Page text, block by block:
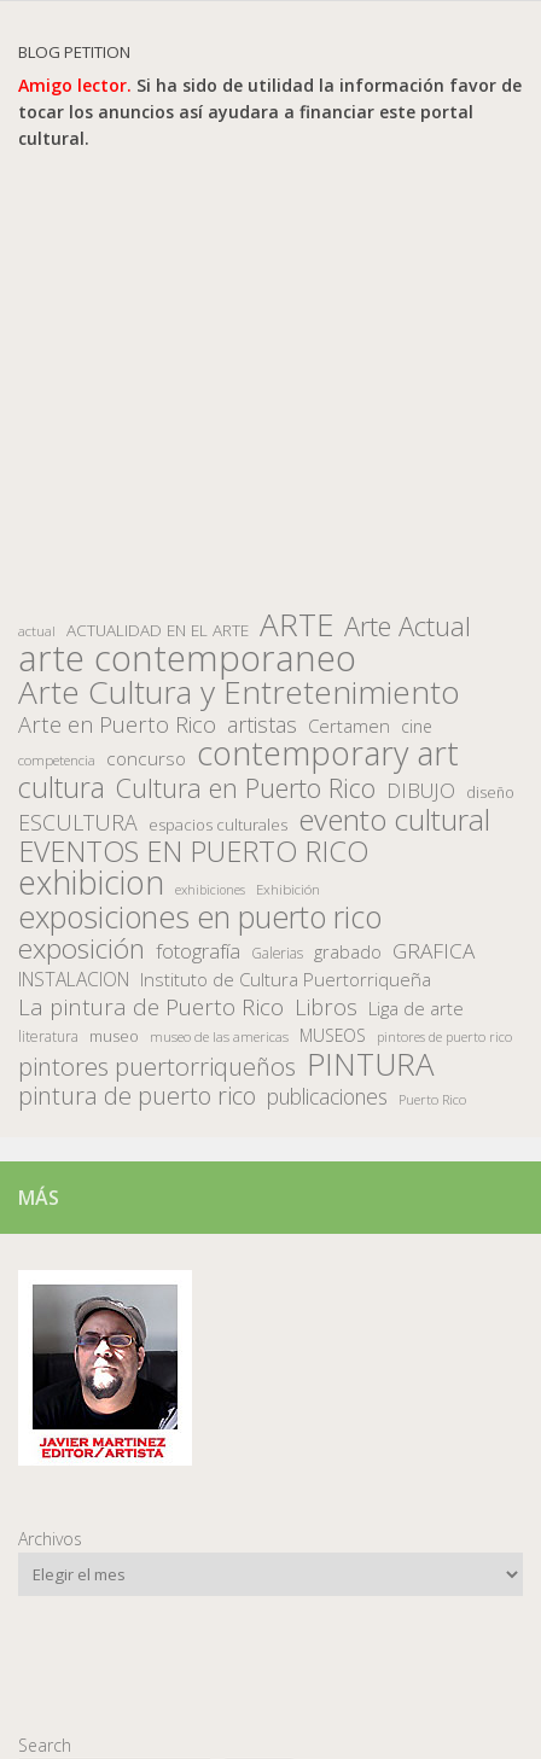
BLOG PETITION
Amigo lector. Si ha sido de utilidad la información favor de
tocar los anuncios así ayudara a financiar este portal
cultural.
actual ACTUALIDAD EN EL ARTE ARTE Arte Actual
arte contemporaneo
Arte Cultura y Entretenimiento
Arte en Puerto Rico artistas Certamen cine
competencia concurso contemporary art
cultura Cultura en Puerto Rico DIBUJO diseño
ESCULTURA espacios culturales evento cultural
EVENTOS EN PUERTO RICO
exhibicion exhibiciones Exhibición
exposiciones en puerto rico
exposición fotografía Galerias grabado GRAFICA
INSTALACION Instituto de Cultura Puertorriqueña
La pintura de Puerto Rico Libros Liga de arte
literatura museo museo de las americas MUSEOS pintores de puerto rico
pintores puertorriqueños PINTURA
pintura de puerto rico publicaciones Puerto Rico
MÁS
Archivos
Search